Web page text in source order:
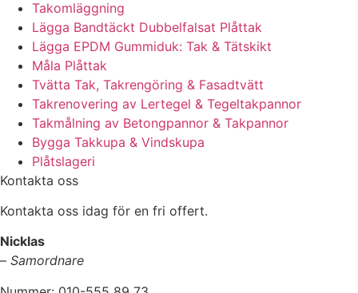
Takomläggning
Lägga Bandtäckt Dubbelfalsat Plåttak
Lägga EPDM Gummiduk: Tak & Tätskikt
Måla Plåttak
Tvätta Tak, Takrengöring & Fasadtvätt
Takrenovering av Lertegel & Tegeltakpannor
Takmålning av Betongpannor & Takpannor
Bygga Takkupa & Vindskupa
Plåtslageri
Kontakta oss
Kontakta oss idag för en fri offert.
Nicklas
– Samordnare